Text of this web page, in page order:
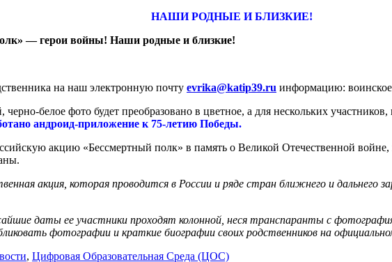
НАШИ РОДНЫЕ И БЛИЗКИЕ!
— герои войны! Наши родные и близкие!
на наш электронную почту evrika@katip39.ru информацию: воинское
черно-белое фото будет преобразовано в цветное, а для нескольких
андроид-приложение к 75-летию Победы.
акцию «Бессмертный полк» в память о Великой Отечественной войне,
акция, которая проводится в России и ряде стран ближнего и дальнего
даты ее участники проходят колонной, неся транспаранты с
фотографии и краткие биографии своих родственников на
, Цифровая Образовательная Среда (ЦОС)